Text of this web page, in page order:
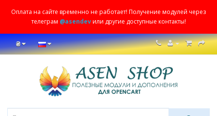
Оплата на сайте временно не работает! Получение модулей через
телеграм @asendevили другие доступные контакты!
₴